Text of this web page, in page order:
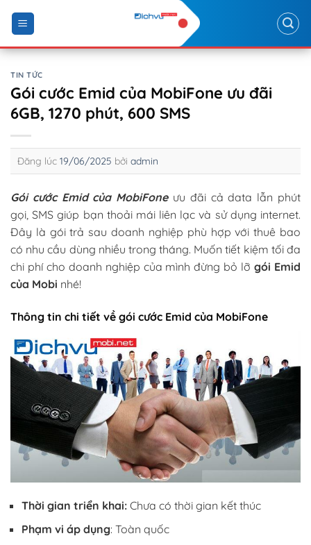
content
TIN TỨC
Gói cước Emid của MobiFone ưu đãi
6GB, 1270 phút, 600 SMS
Đăng lúc 19/06/2025 bởi admin
Gói cước Emid của MobiFoneưu đãi cả data lẫn phút
gọi, SMS giúp bạn thoải mái liên lạc và sử dụng internet.
Đây là gói trả sau doanh nghiệp phù hợp với thuê bao
có nhu cầu dùng nhiều trong tháng. Muốn tiết kiệm tối đa
chi phí cho doanh nghiệp của mình đừng bỏ lỡgói Emid
của Mobi nhé!
Thông tin chi tiết về gói cước Emid của MobiFone
Thời gian triển khai: Chưa có thời gian kết thúc
Phạm vi áp dụng: Toàn quốc